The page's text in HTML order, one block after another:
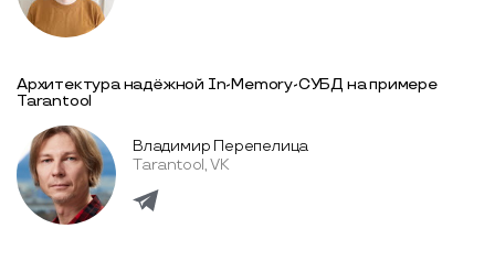
Архитектура надёжной In-Memory-СУБД на примере
Tarantool
Владимир Перепелица
Tarantool, VK